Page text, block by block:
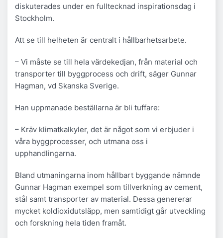
diskuterades under en fulltecknad inspirationsdag i
Stockholm.
Att se till helheten är centralt i hållbarhetsarbete.
– Vi måste se till hela värdekedjan, från material och
transporter till byggprocess och drift, säger Gunnar
Hagman, vd Skanska Sverige.
Han uppmanade beställarna är bli tuffare:
– Kräv klimatkalkyler, det är något som vi erbjuder i
våra byggprocesser, och utmana oss i
upphandlingarna.
Bland utmaningarna inom hållbart byggande nämnde
Gunnar Hagman exempel som tillverkning av cement,
stål samt transporter av material. Dessa genererar
mycket koldioxidutsläpp, men samtidigt går utveckling
och forskning hela tiden framåt.